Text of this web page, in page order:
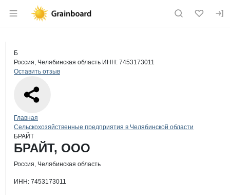
Раздел навигации по сайту
Страница компании
Страница компании
Краткая информация о компании
Б
Россия, Челябинская область ИНН: 7453173011
Оставить отзыв
Навигация по сайту
Главная
Сельскохозяйственные предприятия в Челябинской области
БРАЙТ
Основная информация о компании
БРАЙТ, ООО
Россия, Челябинская область
ИНН: 7453173011